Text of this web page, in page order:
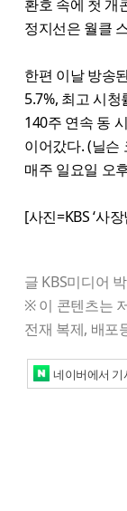
환호 속에 첫 개
정지선은 월클
한편 이날 방송
5.7%, 최고 시청
140주 연속 동
이어갔다. (닐슨
매주 일요일 오
[사진=KBS ‘사
글 KBS미디어
※ 이 콘텐츠는
전재 복제, 배포
네이버에서 기